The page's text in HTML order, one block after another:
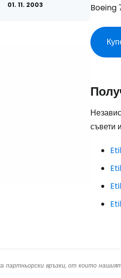
01. 11. 2003
Boeing
съвети
партньорски връзки, от които